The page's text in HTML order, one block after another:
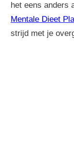
het eens anders
Mentale Dieet
strijd met je